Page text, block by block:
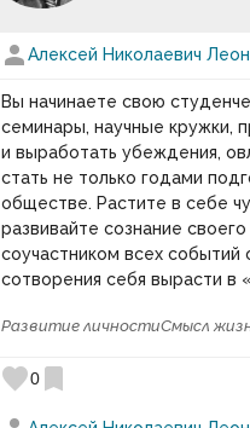
personАлексей Николаевич
Вы начинаете свою
семинары, научные кружки,
и выработать убеждения,
стать не только годами
обществе. Растите в себе
развивайте сознание
соучастником всех
сотворения себя вырасти в
Развитие личностиСмысл
favorite0 bookmark